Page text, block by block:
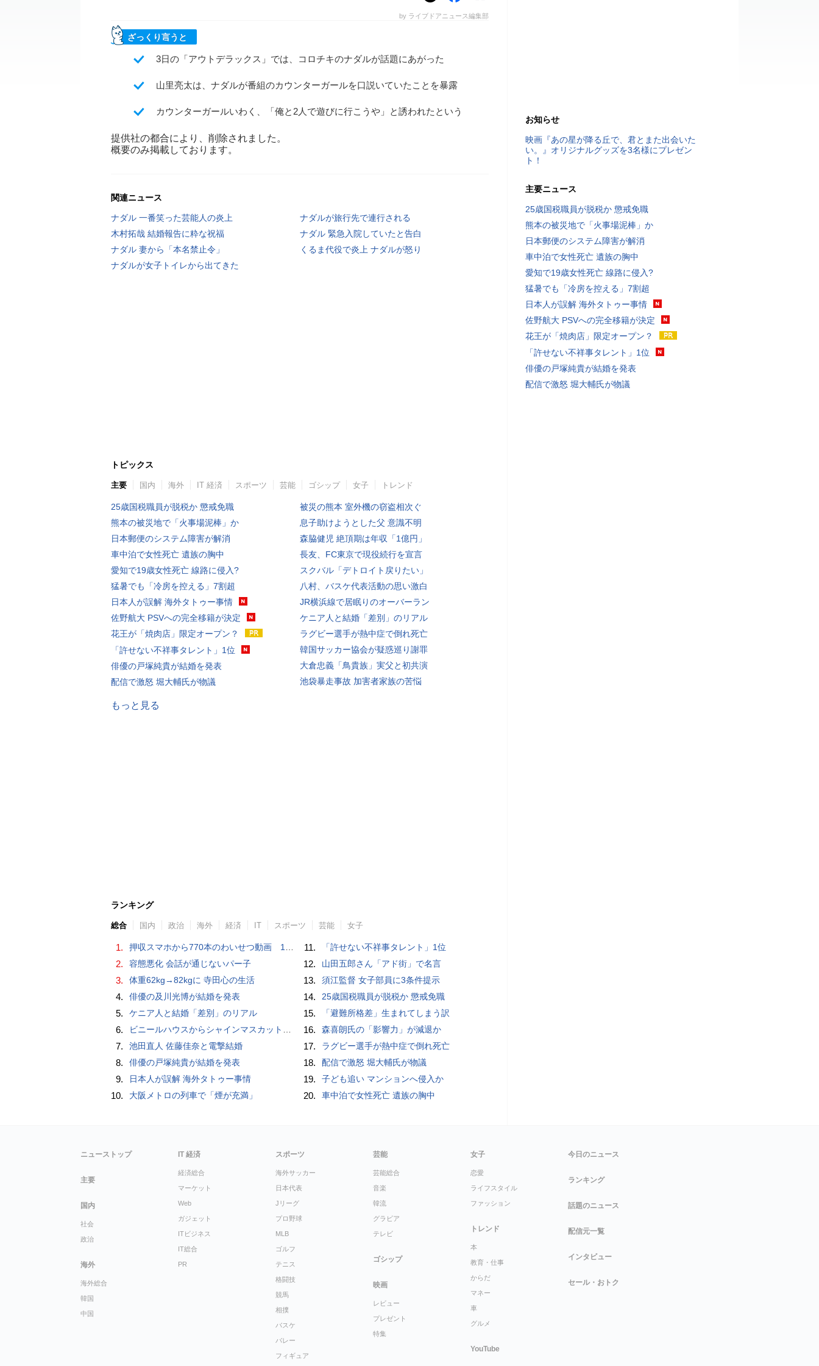
by ライブドアニュース編集部
ざっくり言うと
3日の「アウトデラックス」では、コロチキのナダルが話題にあがった
山里亮太は、ナダルが番組のカウンターガールを口説いていたことを暴露
カウンターガールいわく、「俺と2人で遊びに行こうや」と誘われたという
提供社の都合により、削除されました。
概要のみ掲載しております。
関連ニュース
ナダル 一番笑った芸能人の炎上
ナダルが旅行先で連行される
木村拓哉 結婚報告に粋な祝福
ナダル 緊急入院していたと告白
ナダル 妻から「本名禁止令」
くるま代役で炎上 ナダルが怒り
ナダルが女子トイレから出てきた
トピックス
主要 国内 海外 IT 経済 スポーツ 芸能 ゴシップ 女子 トレンド
25歳国税職員が脱税か 懲戒免職
熊本の被災地で「火事場泥棒」か
日本郵便のシステム障害が解消
車中泊で女性死亡 遺族の胸中
愛知で19歳女性死亡 線路に侵入?
猛暑でも「冷房を控える」7割超
日本人が誤解 海外タトゥー事情
佐野航大 PSVへの完全移籍が決定
花王が「焼肉店」限定オープン？
「許せない不祥事タレント」1位
俳優の戸塚純貴が結婚を発表
配信で激怒 堀大輔氏が物議
被災の熊本 室外機の窃盗相次ぐ
息子助けようとした父 意識不明
森脇健児 絶頂期は年収「1億円」
長友、FC東京で現役続行を宣言
スクバル「デトロイト戻りたい」
八村、バスケ代表活動の思い激白
JR横浜線で居眠りのオーバーラン
ケニア人と結婚「差別」のリアル
ラグビー選手が熱中症で倒れ死亡
韓国サッカー協会が疑惑巡り謝罪
大倉忠義「鳥貴族」実父と初共演
池袋暴走事故 加害者家族の苦悩
もっと見る
ランキング
総合 国内 政治 海外 経済 IT スポーツ 芸能 女子
1. 押収スマホから770本のわいせつ動画 15歳少女に酒と薬飲ませ性的暴行か 54歳男を再逮捕 「薬もありますよ」とSNSで誘い出し
2. 容態悪化 会話が通じないパー子
3. 体重62kg→82kgに 寺田心の生活
4. 俳優の及川光博が結婚を発表
5. ケニア人と結婚「差別」のリアル
6. ビニールハウスからシャインマスカット約200房を盗んだ疑い ネットで販売か 無職の男（42）逮捕 岡山県警
7. 池田直人 佐藤佳奈と電撃結婚
8. 俳優の戸塚純貴が結婚を発表
9. 日本人が誤解 海外タトゥー事情
10. 大阪メトロの列車で「煙が充満」
11. 「許せない不祥事タレント」1位
12. 山田五郎さん「アド街」で名言
13. 須江監督 女子部員に3条件提示
14. 25歳国税職員が脱税か 懲戒免職
15. 「避難所格差」生まれてしまう訳
16. 森喜朗氏の「影響力」が減退か
17. ラグビー選手が熱中症で倒れ死亡
18. 配信で激怒 堀大輔氏が物議
19. 子ども追い マンションへ侵入か
20. 車中泊で女性死亡 遺族の胸中
お知らせ
映画『あの星が降る丘で、君とまた出会いた
い。』オリジナルグッズを3名様にプレゼン
ト！
主要ニュース
25歳国税職員が脱税か 懲戒免職
熊本の被災地で「火事場泥棒」か
日本郵便のシステム障害が解消
車中泊で女性死亡 遺族の胸中
愛知で19歳女性死亡 線路に侵入?
猛暑でも「冷房を控える」7割超
日本人が誤解 海外タトゥー事情
佐野航大 PSVへの完全移籍が決定
花王が「焼肉店」限定オープン？
「許せない不祥事タレント」1位
俳優の戸塚純貴が結婚を発表
配信で激怒 堀大輔氏が物議
ニューストップ
主要
国内
社会
政治
海外
海外総合
韓国
中国
IT 経済
経済総合
マーケット
Web
ガジェット
ITビジネス
IT総合
PR
スポーツ
海外サッカー
日本代表
Jリーグ
プロ野球
MLB
ゴルフ
テニス
格闘技
競馬
相撲
バスケ
バレー
フィギュア
芸能
芸能総合
音楽
韓流
グラビア
テレビ
ゴシップ
映画
レビュー
プレゼント
特集
女子
恋愛
ライフスタイル
ファッション
トレンド
本
教育・仕事
からだ
マネー
車
グルメ
YouTube
今日のニュース
ランキング
話題のニュース
配信元一覧
インタビュー
セール・おトク